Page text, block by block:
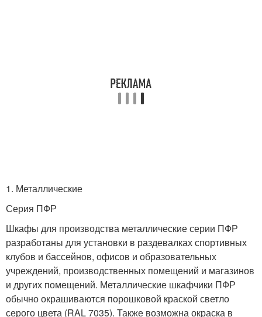
1. Металлические
Серия ПФР
Шкафы для производства металлические серии ПФР
разработаны для установки в раздевалках спортивных
клубов и бассейнов, офисов и образовательных
учреждений, производственных помещений и магазинов
и других помещений. Металлические шкафчики ПФР
обычно окрашиваются порошковой краской светло
серого цвета (RAL 7035). Также возможна окраска в